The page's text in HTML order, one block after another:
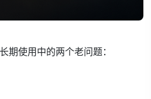
期使用中的两个老问题：